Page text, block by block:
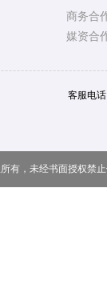
商务合
媒资合
客服电
所有，未经书面授权